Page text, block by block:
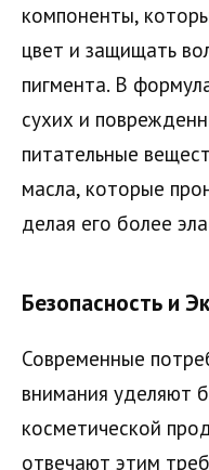
компоненты,
цвет и защищать
пигмента. В
сухих и
питательные
масла, которые
делая его более
Безопасность и
Современные
внимания уделяют
косметической
отвечают этим